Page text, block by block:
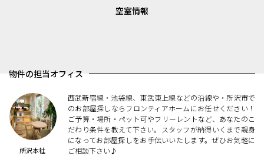
空室情報
物件の担当オフィス
所沢本社
西武新宿線・池袋線、東武東上線などの沿線や・所沢市で
のお部屋探しならフロンティアホームにお任せください！
ご予算・場所・ペット可やフリーレントなど、あなたのこ
だわり条件を教えて下さい。スタッフが納得いくまで親身
になってお部屋探しをお手伝いいたします。ぜひお気軽に
ご相談下さい♪